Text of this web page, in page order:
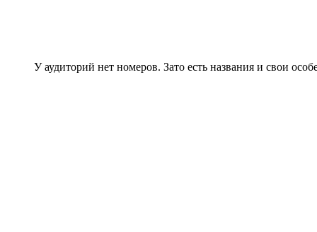
У аудиторий нет номеров. Зато есть названия и свои